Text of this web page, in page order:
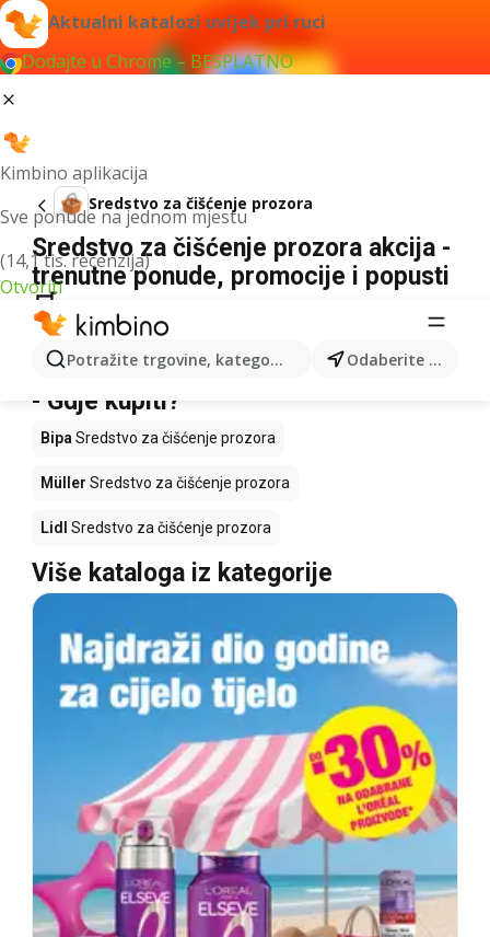
Aktualni katalozi uvijek pri ruci
Dodajte u Chrome – BESPLATNO
Kimbino aplikacija
Sve ponude na jednom mjestu
(14,1 tis. recenzija)
Otvoriti
Potražite trgovine, kategorije, proizvode... Odaberite grad
Sredstvo za čišćenje prozora
Sredstvo za čišćenje prozora akcija -
trenutne ponude, promocije i popusti
🛒
Nismo pronašli rezultate za taj izraz.
Sredstvo za čišćenje prozora u akciji
- Gdje kupiti?
Bipa Sredstvo za čišćenje prozora
Müller Sredstvo za čišćenje prozora
Lidl Sredstvo za čišćenje prozora
Više kataloga iz kategorije